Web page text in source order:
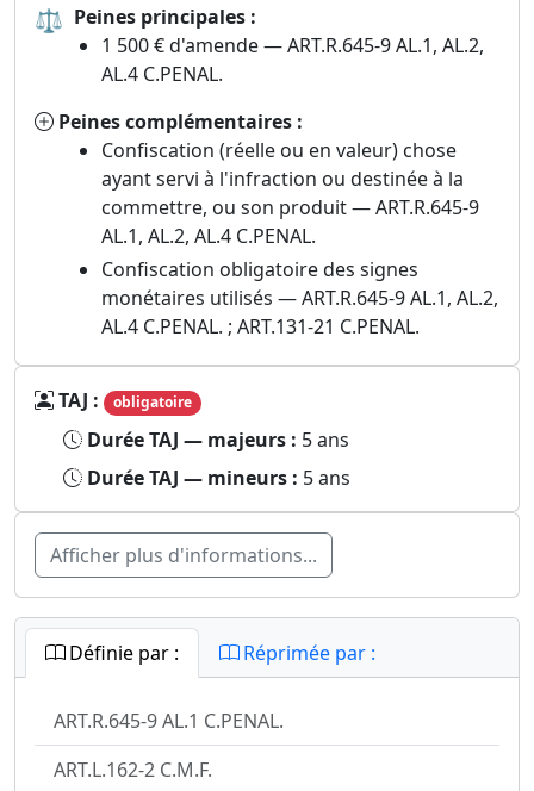
⚖ Peines principales :
1 500 € d'amende — ART.R.645-9 AL.1, AL.2,
AL.4 C.PENAL.
Peines complémentaires :
Confiscation (réelle ou en valeur) chose
ayant servi à l'infraction ou destinée à la
commettre, ou son produit — ART.R.645-9
AL.1, AL.2, AL.4 C.PENAL.
Confiscation obligatoire des signes
monétaires utilisés — ART.R.645-9 AL.1, AL.2,
AL.4 C.PENAL. ; ART.131-21 C.PENAL.
TAJ : obligatoire
Durée TAJ — majeurs : 5 ans
Durée TAJ — mineurs : 5 ans
Afficher plus d'informations...
Définie par : Réprimée par :
ART.R.645-9 AL.1 C.PENAL.
ART.L.162-2 C.M.F.